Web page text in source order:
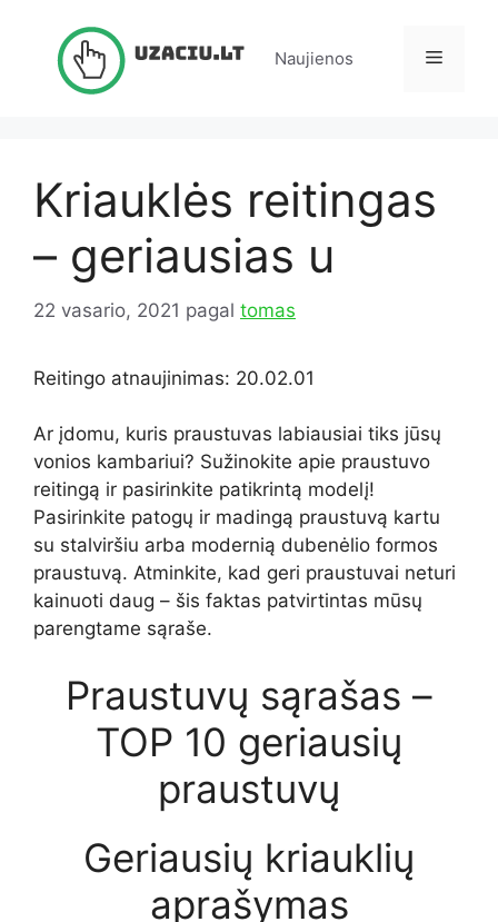
Naujienos Meniu
Kriauklės reitingas
– geriausias u
22 vasario, 2021 pagal tomas
Reitingo atnaujinimas: 20.02.01
Ar įdomu, kuris praustuvas labiausiai tiks jūsų
vonios kambariui? Sužinokite apie praustuvo
reitingą ir pasirinkite patikrintą modelį!
Pasirinkite patogų ir madingą praustuvą kartu
su stalviršiu arba modernią dubenėlio formos
praustuvą. Atminkite, kad geri praustuvai neturi
kainuoti daug – šis faktas patvirtintas mūsų
parengtame sąraše.
Praustuvų sąrašas –
TOP 10 geriausių
praustuvų
Geriausių kriauklių
aprašymas